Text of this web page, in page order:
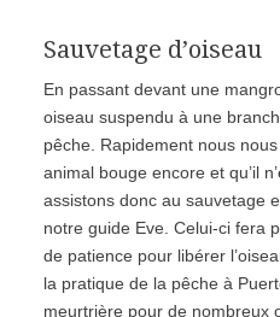
Sauvetage d’oiseau
En passant devant une
oiseau suspendu à une
pêche. Rapidement nous
animal bouge encore et qu’il
assistons donc au sauvetage
notre guide Eve. Celui-ci fera
de patience pour libérer
la pratique de la pêche à
meurtrière pour de nombreux